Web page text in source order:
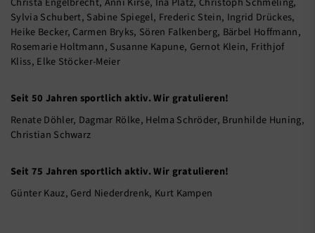
Sylvia Schubert, Sabine Spiegel, Frederic Stein, Ingrid Drückes,
Heike Becker, Carmen Bryks, Sören Falkenberg, Bärbel Hoffmann,
Rosemarie Holtmann, Susanne Kapune, Gernot Klein, Frithjof
Kliss, Elke Stöcker-Meier
Seit 50 Jahren sportlich aktiv. Wir gratulieren!
Renate Döhler, Dagmar Rölke, Helma Schröder, Brunhilde Huning,
Christian Schwarz
Seit 75 Jahren sportlich aktiv. Wir gratulieren!
Günter Kauz, Gerd Niederdrenk, Kurt Kampen